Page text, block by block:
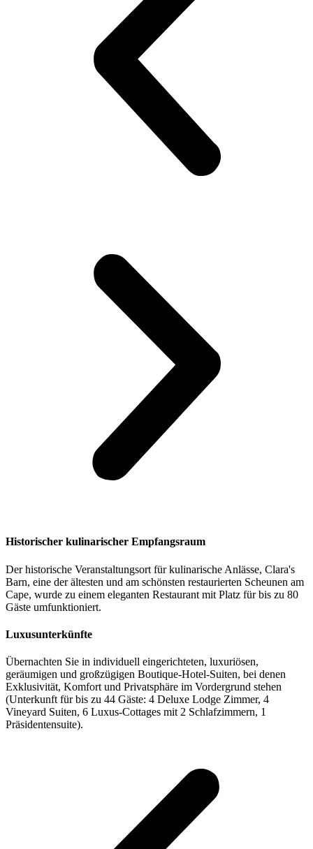
Historischer kulinarischer Empfangsraum
Der historische Veranstaltungsort für kulinarische Anlässe, Clara's
Barn, eine der ältesten und am schönsten restaurierten Scheunen am
Cape, wurde zu einem eleganten Restaurant mit Platz für bis zu 80
Gäste umfunktioniert.
Luxusunterkünfte
Übernachten Sie in individuell eingerichteten, luxuriösen,
geräumigen und großzügigen Boutique-Hotel-Suiten, bei denen
Exklusivität, Komfort und Privatsphäre im Vordergrund stehen
(Unterkunft für bis zu 44 Gäste: 4 Deluxe Lodge Zimmer, 4
Vineyard Suiten, 6 Luxus-Cottages mit 2 Schlafzimmern, 1
Präsidentensuite).